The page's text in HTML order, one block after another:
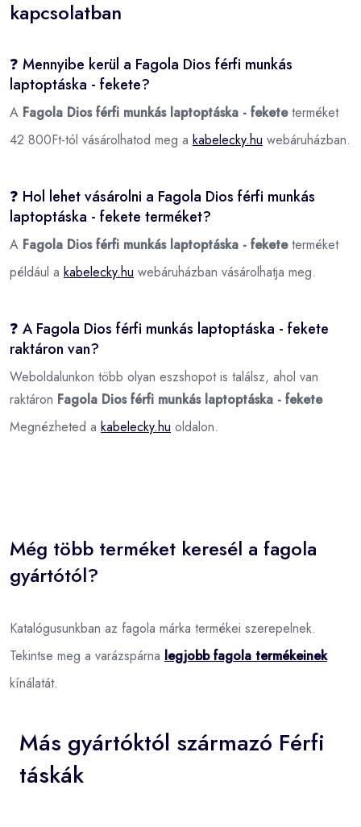
kapcsolatban
❓ Mennyibe kerül a Fagola Dios férfi munkás
laptoptáska - fekete?
A Fagola Dios férfi munkás laptoptáska - feketeterméket
42 800Ft-tól vásárolhatod meg a kabelecky.hu webáruházban.
❓ Hol lehet vásárolni a Fagola Dios férfi munkás
laptoptáska - fekete terméket?
A Fagola Dios férfi munkás laptoptáska - feketeterméket
például a kabelecky.hu webáruházban vásárolhatja meg.
❓ A Fagola Dios férfi munkás laptoptáska - fekete
raktáron van?
Weboldalunkon több olyan eszshopot is találsz, ahol van
raktáron Fagola Dios férfi munkás laptoptáska - fekete
Megnézheted a kabelecky.hu oldalon.
Még több terméket keresél a fagola
gyártótól?
Katalógusunkban az fagola márka termékei szerepelnek.
Tekintse meg a varázspárna legjobb fagola termékeinek
kínálatát.
Más gyártóktól származó Férfi
táskák